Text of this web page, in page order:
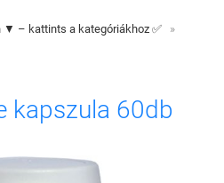
▼ – kattints a kategóriákhoz ✅ »
kapszula 60db